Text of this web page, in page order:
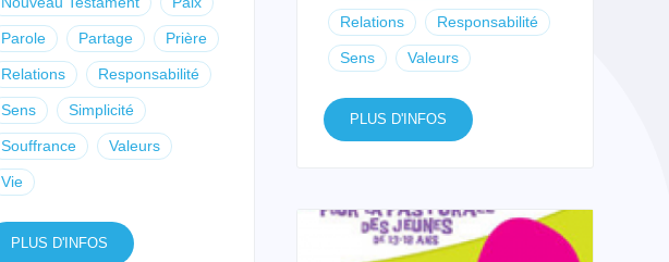
Parole Partage Prière
Relations Responsabilité
Sens Simplicité
Souffrance Valeurs
Vie
PLUS D'INFOS
Relations Responsabilité
Sens Valeurs
PLUS D'INFOS